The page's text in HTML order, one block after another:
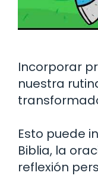
Incorporar
nuestra
Esto puede
Biblia, la
reflexión